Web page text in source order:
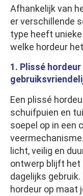
Afhankelijk van
er verschillende
type heeft
welke hordeur
1. Plissé
Een plissé
schuifpuien en
soepel op in een
licht, veilig en
ontwerp blijft het
dagelijks
hordeur op maat